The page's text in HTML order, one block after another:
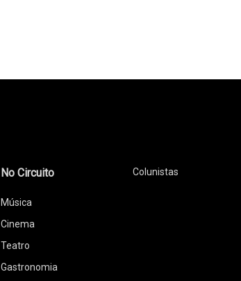
No Circuito
Música
Cinema
Teatro
Gastronomia
Colunistas